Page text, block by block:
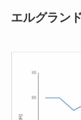
エルグラン